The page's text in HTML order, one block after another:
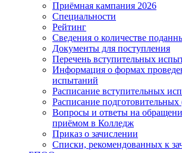
Приёмная кампания 2026
Специальности
Рейтинг
Сведения о количестве
Документы для поступления
Перечень вступительных
Информация о формах
испытаний
Расписание вступительных
Расписание
Вопросы и ответы на
приёмом в Колледж
Приказ о зачислении
Списки, рекомендованных к